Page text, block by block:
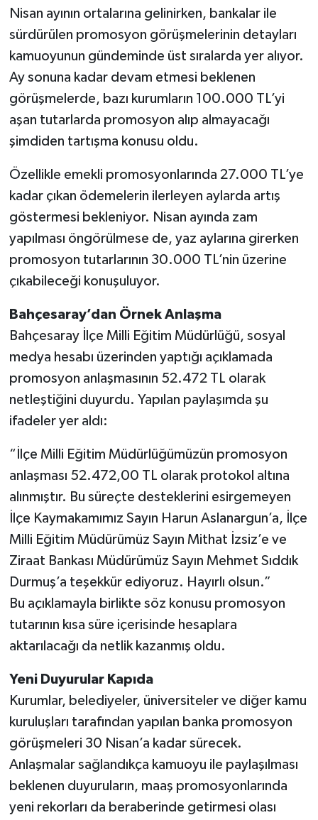
Nisan ayının ortalarına gelinirken, bankalar ile
sürdürülen promosyon görüşmelerinin detayları
kamuoyunun gündeminde üst sıralarda yer alıyor.
Ay sonuna kadar devam etmesi beklenen
görüşmelerde, bazı kurumların 100.000 TL’yi
aşan tutarlarda promosyon alıp almayacağı
şimdiden tartışma konusu oldu.
Özellikle emekli promosyonlarında 27.000 TL’ye
kadar çıkan ödemelerin ilerleyen aylarda artış
göstermesi bekleniyor. Nisan ayında zam
yapılması öngörülmese de, yaz aylarına girerken
promosyon tutarlarının 30.000 TL’nin üzerine
çıkabileceği konuşuluyor.
Bahçesaray’dan Örnek Anlaşma
Bahçesaray İlçe Milli Eğitim Müdürlüğü, sosyal
medya hesabı üzerinden yaptığı açıklamada
promosyon anlaşmasının 52.472 TL olarak
netleştiğini duyurdu. Yapılan paylaşımda şu
ifadeler yer aldı:
“İlçe Milli Eğitim Müdürlüğümüzün promosyon
anlaşması 52.472,00 TL olarak protokol altına
alınmıştır. Bu süreçte desteklerini esirgemeyen
İlçe Kaymakamımız Sayın Harun Aslanargun’a, İlçe
Milli Eğitim Müdürümüz Sayın Mithat İzsiz’e ve
Ziraat Bankası Müdürümüz Sayın Mehmet Sıddık
Durmuş’a teşekkür ediyoruz. Hayırlı olsun.”
Bu açıklamayla birlikte söz konusu promosyon
tutarının kısa süre içerisinde hesaplara
aktarılacağı da netlik kazanmış oldu.
Yeni Duyurular Kapıda
Kurumlar, belediyeler, üniversiteler ve diğer kamu
kuruluşları tarafından yapılan banka promosyon
görüşmeleri 30 Nisan’a kadar sürecek.
Anlaşmalar sağlandıkça kamuoyu ile paylaşılması
beklenen duyuruların, maaş promosyonlarında
yeni rekorları da beraberinde getirmesi olası